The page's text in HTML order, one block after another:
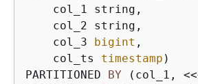
    col_1 string,
    col_2 string,
    col_3
bigint ,
    col_ts
timestamp )
PARTITIONED BY (col_1, <<